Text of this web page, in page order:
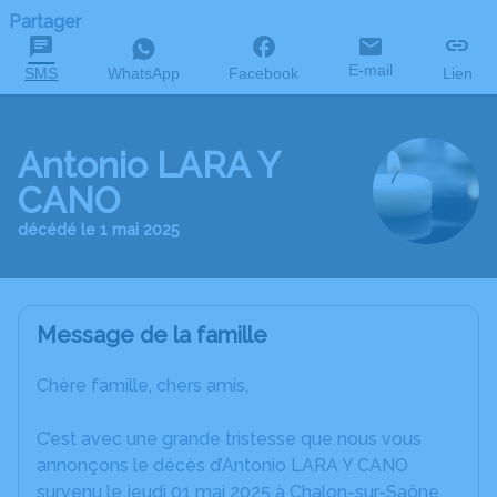
Partager
SMS WhatsApp Facebook E-mail Lien
Antonio LARA Y
CANO
décédé le 1 mai 2025
Message de la famille
Chère famille, chers amis,
C’est avec une grande tristesse que nous vous
annonçons le décès d’Antonio LARA Y CANO
survenu le jeudi 01 mai 2025 à Chalon-sur-Saône.